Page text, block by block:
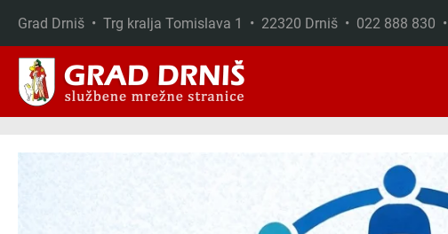
Skip to main content
Grad Drniš • Trg kralja Tomislava 1 • 22320 Drniš • 022 888 830 •